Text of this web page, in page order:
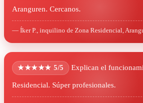
Aranguren. Cercanos.
— Íker P., inquilino de Zona Residencial,
★★★★★ 5/5 Explican el
Residencial. Súper profesionales.